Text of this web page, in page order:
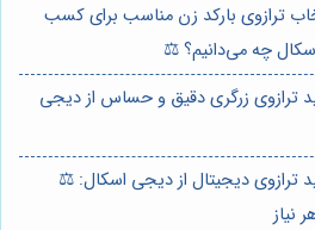
ترازوی بارکد زن مناسب برای کسب
چه می‌دانیم؟ ⚖️
ترازوی زرگری دقیق و حساس از دیجی
ترازوی دیجیتال از دیجی اسکال: ⚖️
نیاز